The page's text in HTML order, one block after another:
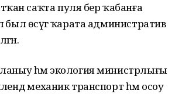
саҡта пуля бер ҡабанға
был өсәүгә ҡарата административ
һәм экология министрлығы
механик транспорт һәм осоу